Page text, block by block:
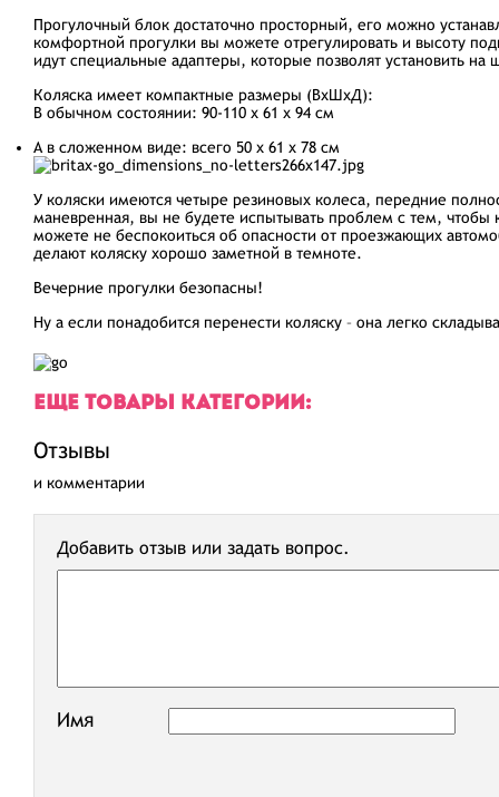
Прогулочный блок достаточно просторный, его можно
комфортной прогулки вы можете отрегулировать и высоту
идут специальные адаптеры, которые позволят установить
Коляска имеет компактные размеры (ВхШхД):
В обычном состоянии: 90-110 х 61 х 94 см
А в сложенном виде: всего 50 х 61 х 78 см
У коляски имеются четыре резиновых колеса, передние
маневренная, вы не будете испытывать проблем с тем, чтобы
можете не беспокоиться об опасности от проезжающих
делают коляску хорошо заметной в темноте.
Вечерние прогулки безопасны!
Ну а если понадобится перенести коляску – она легко
ЕЩЕ ТОВАРЫ КАТЕГОРИИ:
Отзывы
и комментарии
Добавить отзыв или задать вопрос.
Имя